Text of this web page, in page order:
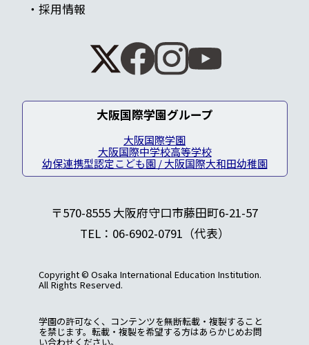
採用情報
大阪国際学園グループ
大阪国際学園
大阪国際中学校高等学校
幼保連携型認定こども園 / 大阪国際大和田幼稚園
〒570-8555 大阪府守口市藤田町6-21-57
TEL：06-6902-0791（代表）
Copyright © Osaka International Education Institution.
All Rights Reserved.
学園の許可なく、コンテンツを無断転載・複製すること
を禁じます。転載・複製を希望する方はあらかじめお問
い合わせください。